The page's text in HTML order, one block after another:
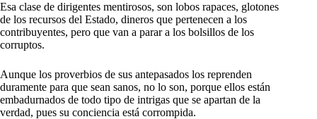
Esa clase de dirigentes mentirosos, son lobos rapaces, glotones
de los recursos del Estado, dineros que pertenecen a los
contribuyentes, pero que van a parar a los bolsillos de los
corruptos.
Aunque los proverbios de sus antepasados los reprenden
duramente para que sean sanos, no lo son, porque ellos están
embadurnados de todo tipo de intrigas que se apartan de la
verdad, pues su conciencia está corrompida.